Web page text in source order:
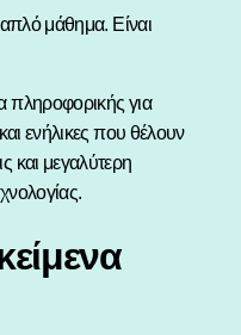
μάθημα. Είναι
πληροφορικής για
ενήλικες που θέλουν
και μεγαλύτερη